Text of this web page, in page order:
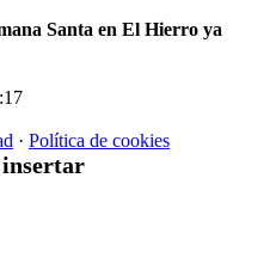
Santa en El Hierro ya
· Política de cookies